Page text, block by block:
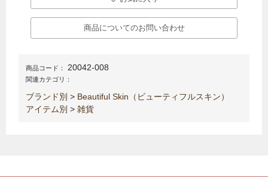
商品についてのお問い合わせ
商品コード： 20042-008
関連カテゴリ：
ブランド別 > Beautiful Skin（ビューティフルスキン）
アイテム別 > 雑貨